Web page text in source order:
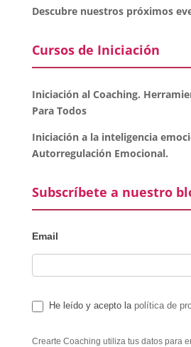
Descubre nuestros próximos
Cursos de Iniciación
Iniciación al Coaching.
Para Todos
Iniciación a la inteligencia
Autorregulación Emocional.
Subscríbete a nuestro
Email
He leído y acepto la política de
Crearte Coaching utiliza tus datos para